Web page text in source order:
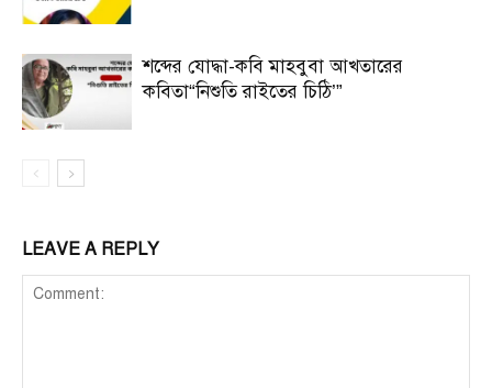
শব্দের যোদ্ধা-কবি মাহবুবা আখতারের
কবিতা“নিশুতি রাইতের চিঠি’”
LEAVE A REPLY